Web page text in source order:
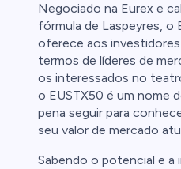
Negociado na Eurex e
fórmula de Laspeyres, o
oferece aos
termos de líderes de
os interessados no
o EUSTX50 é um nome
pena seguir para
seu valor de mercado
Sabendo o potencial e a